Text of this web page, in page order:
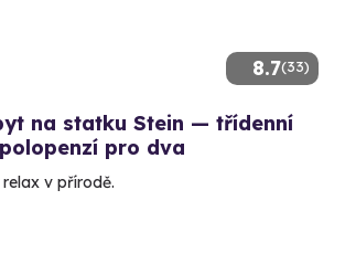
8.7(33)
na statku Stein — třídenní
pro dva
v přírodě.